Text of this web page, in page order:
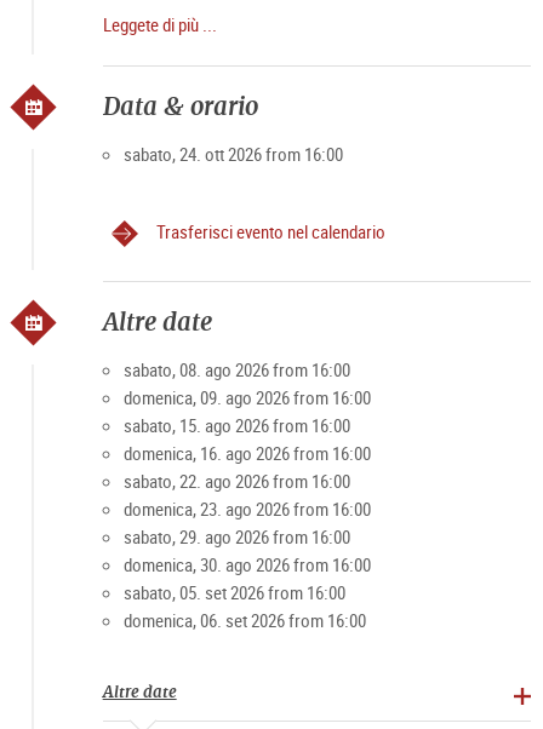
Biglietto online raccomandato:
https://shop.domquartier.at/de/veranstaltungen/konzert-
mozart
A causa del numero limitato di partecipanti
telefonicamente in anticipo.
Leggete di più ...
Data & orario
sabato, 24. ott 2026 from 16:00
Trasferisci evento nel calendario
Altre date
sabato, 08. ago 2026 from 16:00
domenica, 09. ago 2026 from 16:00
sabato, 15. ago 2026 from 16:00
domenica, 16. ago 2026 from 16:00
sabato, 22. ago 2026 from 16:00
domenica, 23. ago 2026 from 16:00
sabato, 29. ago 2026 from 16:00
domenica, 30. ago 2026 from 16:00
sabato, 05. set 2026 from 16:00
domenica, 06. set 2026 from 16:00
Altre date